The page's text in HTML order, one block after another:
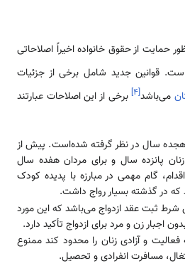
حمایت از حقوق خانواده اخیراً اصلاحاتی
قوانین جدید شامل برخی از جزئیات
می‌باشد[۴]برخی از این اصلاحات عبارتند
سال در نظر گرفته شده‌است. پیش از
پانزده سال و برای مردان هفده سال
گام مهمی در مبارزه با پدیده کودک
در گذشته بسیار رواج داشت.
ثبت عقد ازدواج می‌باشد که این مورد
اجبار زن و مرد برای ازدواج تأکید دارد.
و آزادی زنان را محدود کند ممنوع
مسافرت انفرادی و تحصیل.